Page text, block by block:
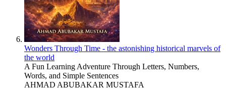
Wonders Through Time - the astonishing historical marvels of
the world
A Fun Learning Adventure Through Letters, Numbers,
Words, and Simple Sentences
AHMAD ABUBAKAR MUSTAFA